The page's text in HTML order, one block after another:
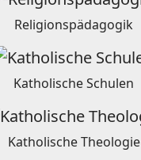
Religionspädagogik
Katholische Schulen
Katholische Theologie